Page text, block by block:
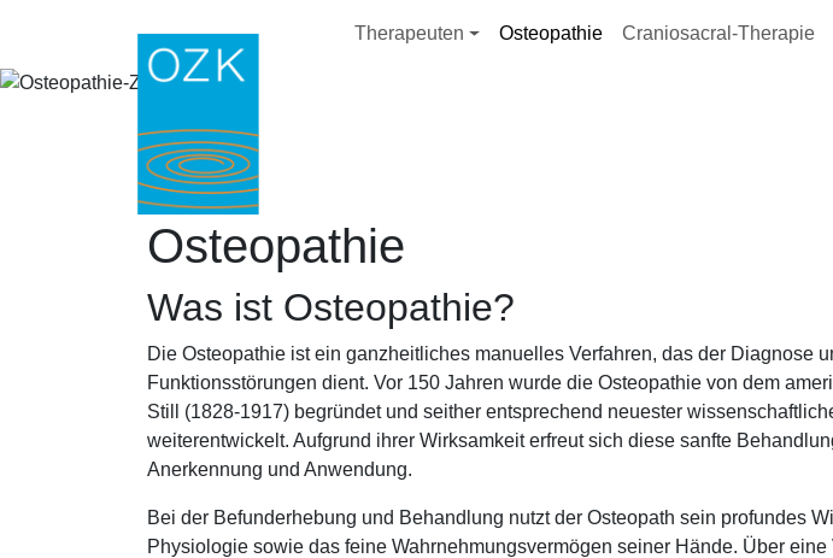
Hauptnavigation
Therapeuten Osteopathie Craniosacral-Therapie
Osteopathie
Was ist Osteopathie?
Die Osteopathie ist ein ganzheitliches manuelles Verfahren, das der Diagnose
Funktionsstörungen dient. Vor 150 Jahren wurde die Osteopathie von dem
Still (1828-1917) begründet und seither entsprechend neuester
weiterentwickelt. Aufgrund ihrer Wirksamkeit erfreut sich diese sanfte
Anerkennung und Anwendung.
Bei der Befunderhebung und Behandlung nutzt der Osteopath sein profundes
Physiologie sowie das feine Wahrnehmungsvermögen seiner Hände. Über